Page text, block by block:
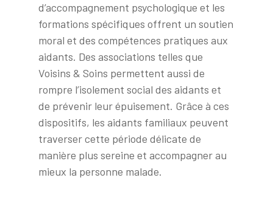
d’accompagnement psychologique et les
formations spécifiques offrent un soutien
moral et des compétences pratiques aux
aidants. Des associations telles que
Voisins & Soins permettent aussi de
rompre l’isolement social des aidants et
de prévenir leur épuisement. Grâce à ces
dispositifs, les aidants familiaux peuvent
traverser cette période délicate de
manière plus sereine et accompagner au
mieux la personne malade.